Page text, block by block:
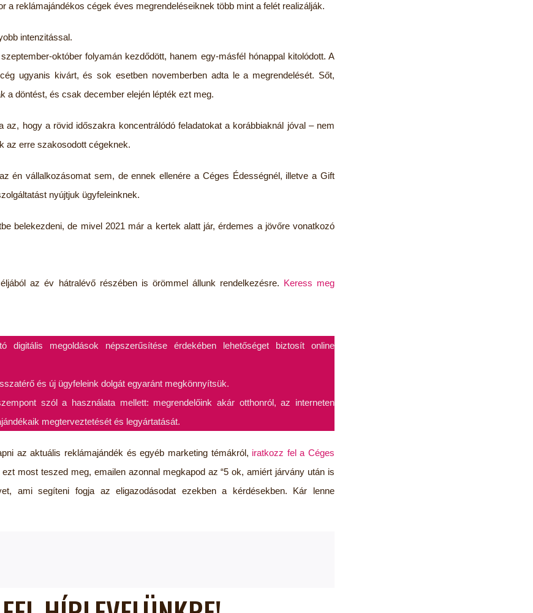
reklámajándékos cégek éves megrendeléseiknek több mint a felét realizálják.
intenzitással.
október folyamán kezdődött, hanem egy-másfél hónappal kitolódott. A
ugyanis kivárt, és sok esetben novemberben adta le a megrendelését. Sőt,
a döntést, és csak december elején lépték ezt meg.
hogy a rövid időszakra koncentrálódó feladatokat a korábbiaknál jóval – nem
az erre szakosodott cégeknek.
én vállalkozásomat sem, de ennek ellenére a Céges Édességnél, illetve a Gift
nyújtjuk ügyfeleinknek.
belekezdeni, de mivel 2021 már a kertek alatt jár, érdemes a jövőre vonatkozó
az év hátralévő részében is örömmel állunk rendelkezésre. Keress meg
digitális megoldások népszerűsítése érdekében lehetőséget biztosít online
és új ügyfeleink dolgát egyaránt megkönnyítsük.
szól a használata mellett: megrendelőink akár otthonról, az interneten
megterveztetését és legyártatását.
az aktuális reklámajándék és egyéb marketing témákról, iratkozz fel a Céges
most teszed meg, emailen azonnal megkapod az “5 ok, amiért járvány után is
ami segíteni fogja az eligazodásodat ezekben a kérdésekben. Kár lenne